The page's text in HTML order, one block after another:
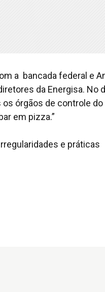
a bancada federal e
da Energisa. No
órgãos de controle do
em pizza.”
e práticas